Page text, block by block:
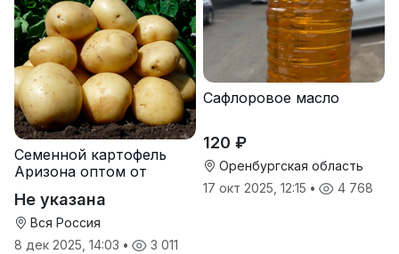
Семенной картофель
Аризона оптом от
Не указана
Вся Россия
8 дек 2025, 14:03 • 3 011
Сафлоровое масло
120 ₽
Оренбургская область
17 окт 2025, 12:15 • 4 768